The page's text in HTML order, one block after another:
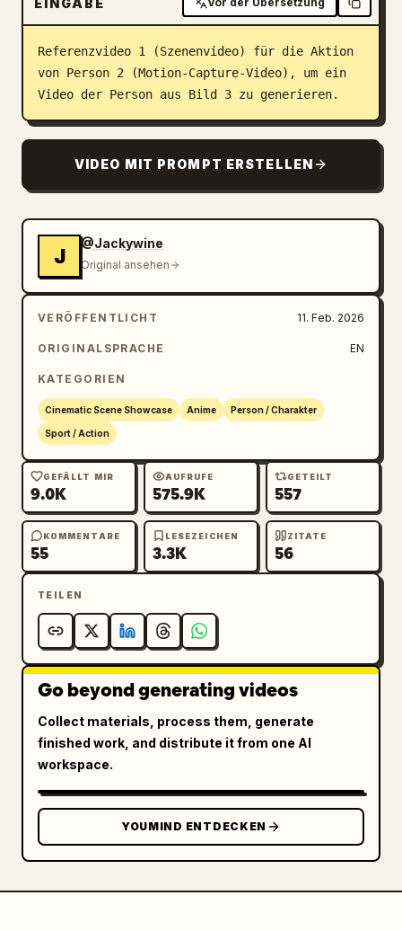
Referenzvideo 1 (Szenenvideo) für die Aktion
von Person 2 (Motion-Capture-Video), um ein
Video der Person aus Bild 3 zu generieren.
VIDEO MIT PROMPT ERSTELLEN
J
@Jackywine
Original ansehen
VERÖFFENTLICHT 11. Feb. 2026
ORIGINALSPRACHE EN
KATEGORIEN
Cinematic Scene Showcase Anime Person / Charakter
Sport / Action
GEFÄLLT MIR
9.0K
AUFRUFE
575.9K
GETEILT
557
KOMMENTARE
55
LESEZEICHEN
3.3K
ZITATE
56
TEILEN
Go beyond generating videos
Collect materials, process them, generate
finished work, and distribute it from one AI
workspace.
YOUMIND ENTDECKEN